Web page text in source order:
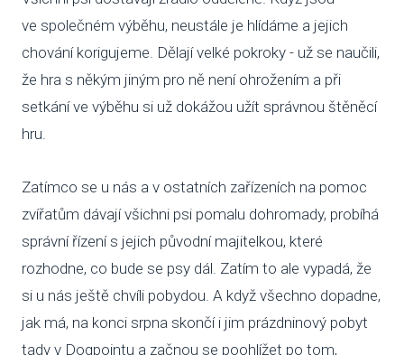
ve společném výběhu, neustále je hlídáme a jejich
chování korigujeme. Dělají velké pokroky - už se naučili,
že hra s někým jiným pro ně není ohrožením a při
setkání ve výběhu si už dokážou užít správnou štěněcí
hru.
Zatímco se u nás a v ostatních zařízeních na pomoc
zvířatům dávají všichni psi pomalu dohromady, probíhá
správní řízení s jejich původní majitelkou, které
rozhodne, co bude se psy dál. Zatím to ale vypadá, že
si u nás ještě chvíli pobydou. A když všechno dopadne,
jak má, na konci srpna skončí i jim prázdninový pobyt
tady v Dogpointu a začnou se poohlížet po tom,